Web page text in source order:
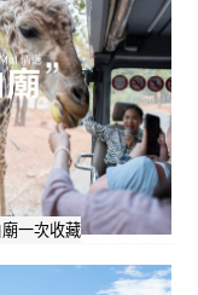
一次收藏